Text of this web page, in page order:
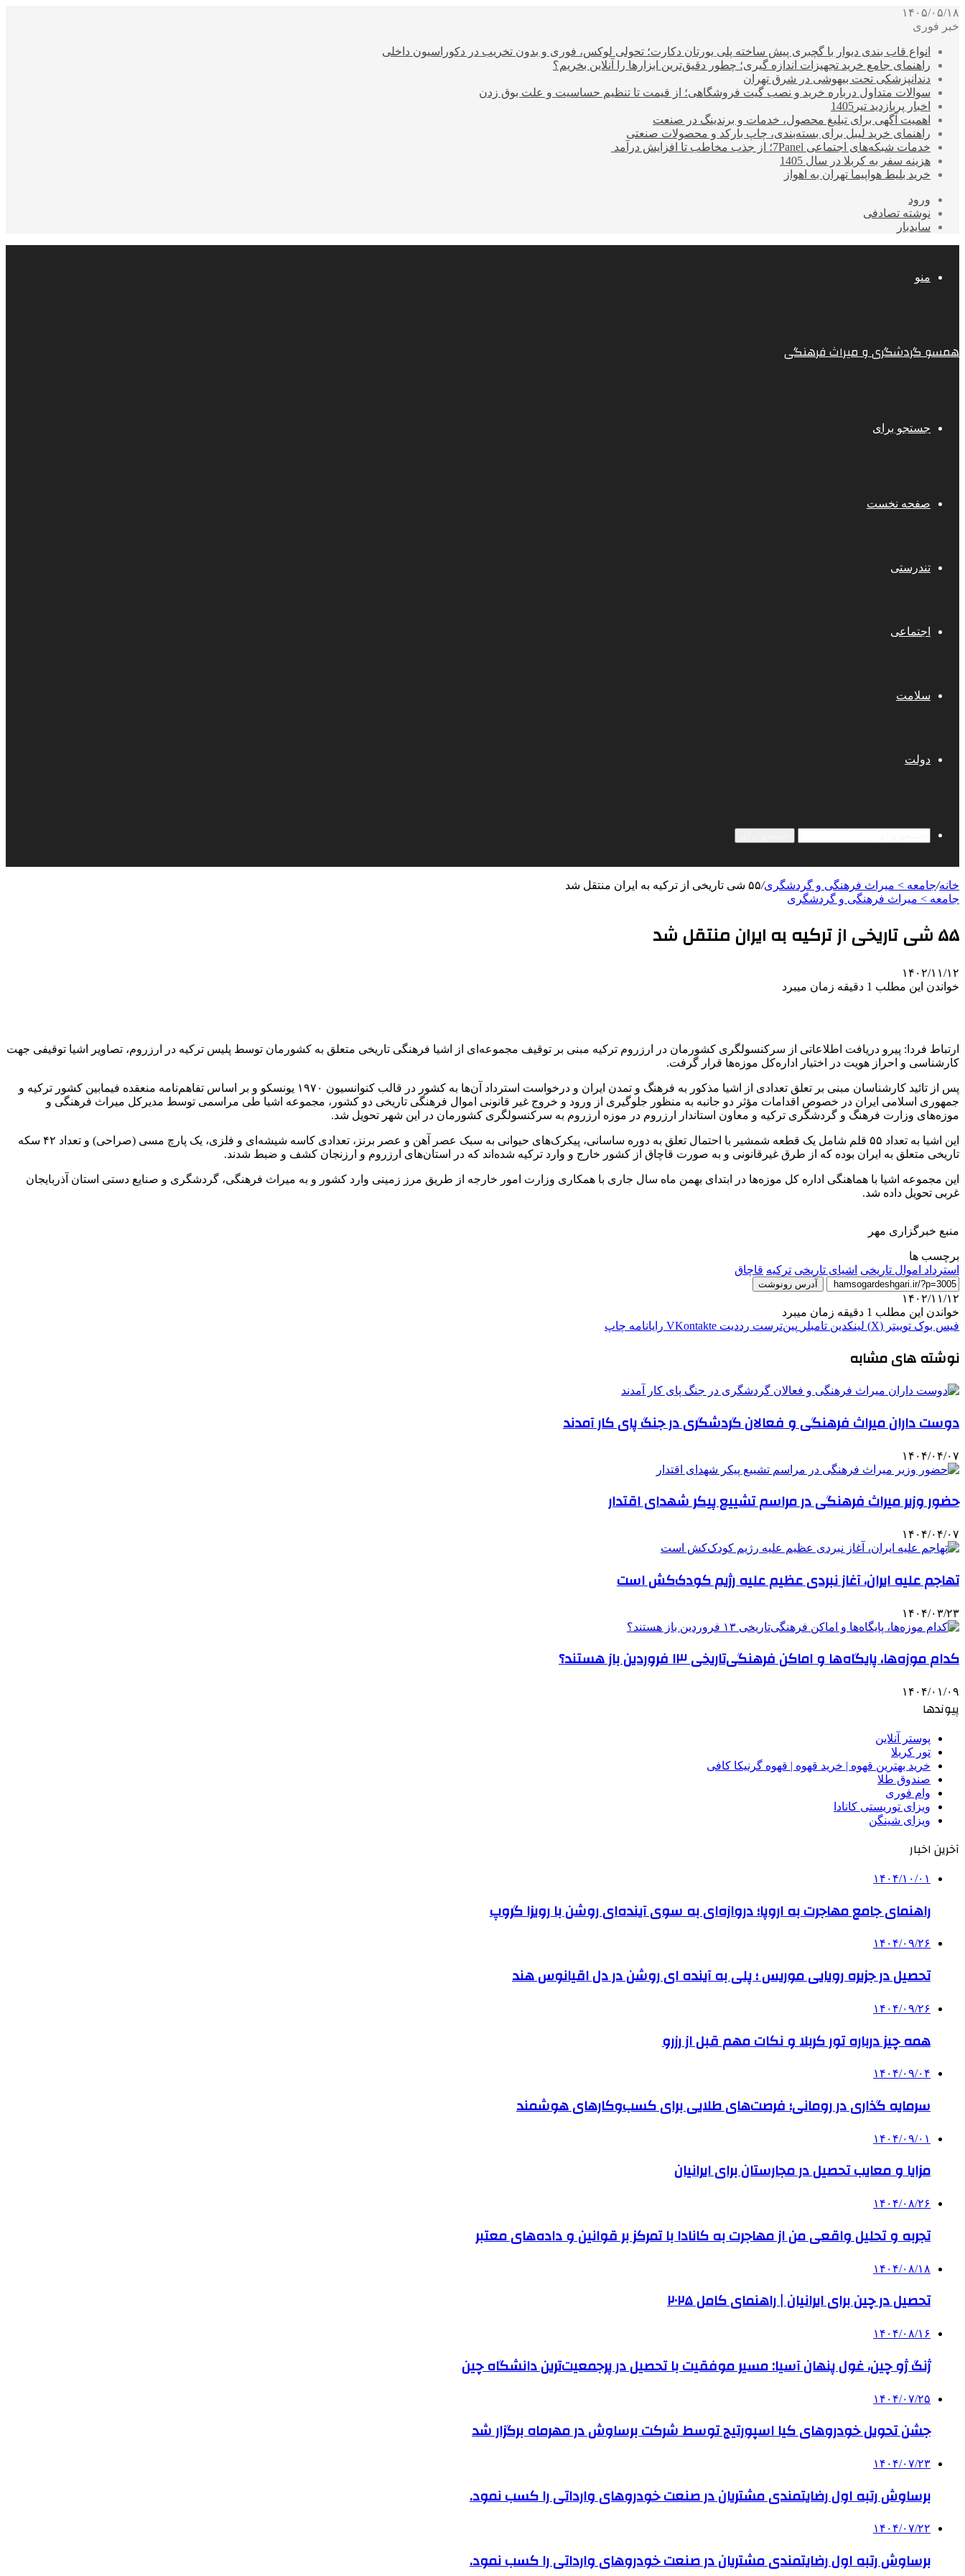
۱۴۰۵/۰۵/۱۸
خبر فوری
انواع قاب بندی دیوار با گچبری پیش ساخته پلی یورتان دکارت؛ تحولی لوکس، فوری و بدون تخریب در دکوراسیون داخلی
راهنمای جامع خرید تجهیزات اندازه گیری؛ چطور دقیق‌ترین ابزارها را آنلاین بخریم؟
دندانپزشکی تحت بیهوشی در شرق تهران
سوالات متداول درباره خرید و نصب گیت فروشگاهی؛ از قیمت تا تنظیم حساسیت و علت بوق زدن
اخبار پربازدید تیر1405
اهمیت آگهی برای تبلیغ محصول، خدمات و برندینگ در صنعت
راهنمای خرید لیبل برای بسته‌بندی، چاپ بارکد و محصولات صنعتی
خدمات شبکه‌های اجتماعی 7Panel؛ از جذب مخاطب تا افزایش درآمد
هزینه سفر به کربلا در سال 1405
خرید بلیط هواپیما تهران به اهواز
ورود
نوشته تصادفی
سایدبار
منو
همسو گردشگری و میراث فرهنگی
جستجو برای
صفحه نخست
تندرستی
اجتماعی
سلامت
دولت
خانه/جامعه > میراث فرهنگی و گردشگری/۵۵ شی تاریخی از ترکیه به ایران منتقل شد
جامعه > میراث فرهنگی و گردشگری
۵۵ شی تاریخی از ترکیه به ایران منتقل شد
۱۴۰۲/۱۱/۱۲
خواندن این مطلب 1 دقیقه زمان میبرد
ارتباط فردا: پیرو دریافت اطلاعاتی از سرکنسولگری کشورمان در ارزروم ترکیه مبنی بر توقیف مجموعه‌ای از اشیا فرهنگی تاریخی متعلق به کشورمان توسط پلیس ترکیه در ارزروم، تصاویر اشیا توقیفی جهت
کارشناسی و احراز هویت در اختیار اداره‌کل موزه‌ها قرار گرفت.
پس از تائید کارشناسان مبنی بر تعلق تعدادی از اشیا مذکور به فرهنگ و تمدن ایران و درخواست استرداد آن‌ها به کشور در قالب کنوانسیون
یونسکو و بر اساس تفاهم‌نامه منعقده فیمابین کشور ترکیه و
جمهوری اسلامی ایران در خصوص اقدامات مؤثر دو جانبه به منظور جلوگیری از ورود و خروج غیر قانونی اموال فرهنگی تاریخی دو کشور، مجموعه اشیا طی مراسمی توسط مدیرکل میراث فرهنگی و
موزه‌های وزارت فرهنگ و گردشگری ترکیه و معاون استاندار ارزروم در موزه ارزروم به سرکنسولگری کشورمان در این شهر تحویل شد.
این اشیا به تعداد ۵۵ قلم شامل یک قطعه شمشیر با احتمال تعلق به دوره ساسانی، پیکرک‌های حیوانی به سبک عصر آهن و عصر برنز، تعدادی کاسه شیشه‌ای و فلزی، یک پارچ مسی (صراحی) و تعداد ۴۲ سکه
تاریخی متعلق به ایران بوده که از طرق غیرقانونی و به صورت قاچاق از کشور خارج و وارد ترکیه شده‌اند که در استان‌های ارزروم و ارزنجان کشف و ضبط شدند.
این مجموعه اشیا با هماهنگی اداره کل موزه‌ها در ابتدای بهمن ماه سال جاری با همکاری وزارت امور خارجه از طریق مرز زمینی وارد کشور و به میراث فرهنگی، گردشگری و صنایع دستی استان آذربایجان
غربی تحویل داده شد.
منبع خبرگزاری مهر
برچسب ها
استرداد اموال تاریخی اشیای تاریخی ترکیه قاچاق
آدرس رونوشت
۱۴۰۲/۱۱/۱۲
خواندن این مطلب 1 دقیقه زمان میبرد
فیس بوک توییتر (X) لینکدین ‫تامبلر ‫پین‌ترست ‫رددیت ‫VKontakte رایانامه چاپ
نوشته های مشابه
دوست داران میراث فرهنگی و فعالان گردشگری در جنگ پای کار آمدند
۱۴۰۴/۰۴/۰۷
حضور وزیر میراث فرهنگی در مراسم تشییع پیکر شهدای اقتدار
۱۴۰۴/۰۴/۰۷
تهاجم علیه ایران، آغاز نبردی عظیم علیه رژیم کودک‌کش است
۱۴۰۴/۰۳/۲۳
کدام موزه‌ها، پایگاه‌ها و اماکن فرهنگی‌تاریخی ۱۳ فروردین باز هستند؟
۱۴۰۴/۰۱/۰۹
پیوندها
پوستر آنلاین
تور کربلا
خرید بهترین قهوه | خرید قهوه | قهوه گرنیکا کافی
صندوق طلا
وام فوری
ویزای توریستی کانادا
ویزای شینگن
آخرین اخبار
۱۴۰۴/۱۰/۰۱
راهنمای جامع مهاجرت به اروپا؛ دروازه‌ای به سوی آینده‌ای روشن با رویزا گروپ
۱۴۰۴/۰۹/۲۶
تحصیل در جزیره رویایی موریس ؛ پلی به آینده ‌ای روشن در دل اقیانوس ‌هند
۱۴۰۴/۰۹/۲۶
همه چیز درباره تور کربلا و نکات مهم قبل از رزرو
۱۴۰۴/۰۹/۰۴
سرمایه گذاری در رومانی؛ فرصت‌های طلایی برای کسب‌وکارهای هوشمند
۱۴۰۴/۰۹/۰۱
مزایا و معایب تحصیل در مجارستان برای ایرانیان
۱۴۰۴/۰۸/۲۶
تجربه و تحلیل واقعی من از مهاجرت به کانادا با تمرکز بر قوانین و داده‌های معتبر
۱۴۰۴/۰۸/۱۸
تحصیل در چین برای ایرانیان | راهنمای کامل ۲۰۲۵
۱۴۰۴/۰۸/۱۶
ژنگ ژو چین، غول پنهان آسیا: مسیر موفقیت با تحصیل در پرجمعیت‌ترین دانشگاه چین
۱۴۰۴/۰۷/۲۵
جشن تحویل خودروهای کیا اسپورتیج توسط شرکت برساوش در مهرماه برگزار شد
۱۴۰۴/۰۷/۲۳
برساوش رتبه اول رضایتمندی مشتریان در صنعت خودروهای وارداتی را کسب نمود.
۱۴۰۴/۰۷/۲۲
برساوش رتبه اول رضایتمندی مشتریان در صنعت خودروهای وارداتی را کسب نمود.